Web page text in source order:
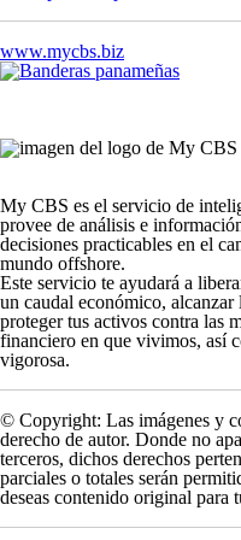
www.mycbs.biz
My CBS es el servicio de
provee de análisis e
decisiones practicables en el
mundo offshore.
Este servicio te ayudará a
un caudal económico,
proteger tus activos contra las
financiero en que vivimos, así
vigorosa.
© Copyright: Las imágenes y
derecho de autor. Donde no
terceros, dichos derechos
parciales o totales serán
deseas contenido original para